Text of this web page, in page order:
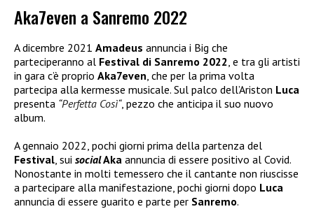
Aka7even a Sanremo 2022
A dicembre 2021 Amadeus annuncia i Big che
parteciperanno al Festival di Sanremo 2022, e tra gli artisti
in gara c’è proprio Aka7even, che per la prima volta
partecipa alla kermesse musicale. Sul palco dell’Ariston Luca
presenta “Perfetta Così“, pezzo che anticipa il suo nuovo
album.
A gennaio 2022, pochi giorni prima della partenza del
Festival, sui socialAka annuncia di essere positivo al Covid.
Nonostante in molti temessero che il cantante non riuscisse
a partecipare alla manifestazione, pochi giorni dopo Luca
annuncia di essere guarito e parte per Sanremo.